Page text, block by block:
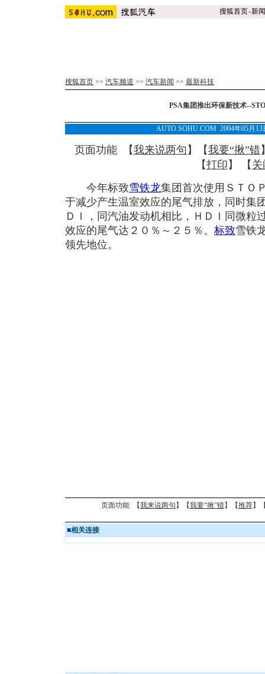
搜狐首页-新闻
搜狐首页 >> 汽车频道 >> 汽车新闻 >> 最新科技
PSA集团推出环保新技术--
AUTO.SOHU.COM 2004年05月
页面功能 【我来说两句 】【我要“揪”错
【打印 】 【 关
今年标致雪铁龙集团首次使用ＳＴＯ
于减少产生温室效应的尾气排放，同时集
ＤＩ，同汽油发动机相比，ＨＤＩ同微粒
效应的尾气达２０％～２５％。 标致雪铁
领先地位。
页面功能 【我来说两句 】【我要“揪”错】【推荐】
■相关连接